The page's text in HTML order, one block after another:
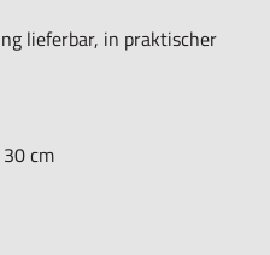
lieferbar, in praktischer
cm